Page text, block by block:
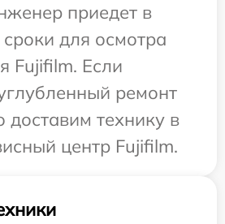
приедет в
для осмотра
Fujifilm. Если
ремонт
доставим технику в
центр Fujifilm.